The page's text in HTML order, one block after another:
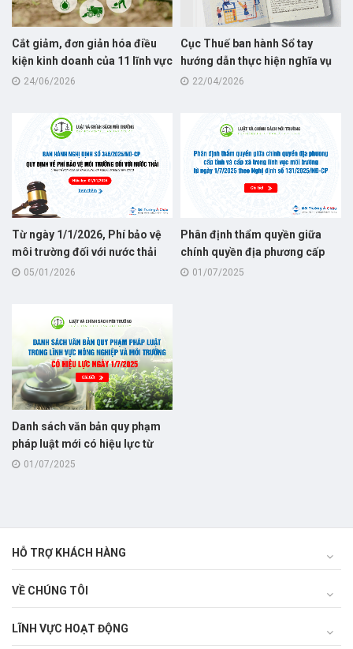
Cắt giảm, đơn giản hóa điều
kiện kinh doanh của 11 lĩnh vực
nông nghiệp và môi trường
24/06/2026
Cục Thuế ban hành Sổ tay
hướng dẫn thực hiện nghĩa vụ
thuế dành cho hộ kinh doanh
22/04/2026
Từ ngày 1/1/2026, Phí bảo vệ
môi trường đối với nước thải
quy định tại Nghị định số
05/01/2026
Phân định thẩm quyền giữa
chính quyền địa phương cấp
tỉnh và cấp xã trong lĩnh vực
01/07/2025
Danh sách văn bản quy phạm
pháp luật mới có hiệu lực từ
1/7/2025 trong lĩnh vực nông
01/07/2025
HỖ TRỢ KHÁCH HÀNG
VỀ CHÚNG TÔI
LĨNH VỰC HOẠT ĐỘNG